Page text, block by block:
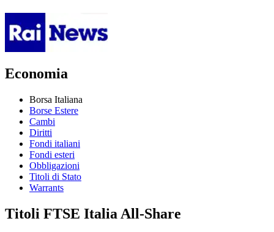
Economia
Borsa Italiana
Borse Estere
Cambi
Diritti
Fondi italiani
Fondi esteri
Obbligazioni
Titoli di Stato
Warrants
Titoli FTSE Italia All-Share